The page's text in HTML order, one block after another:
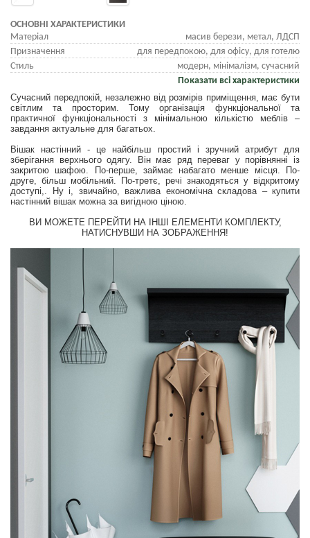
ОСНОВНІ ХАРАКТЕРИСТИКИ
Матеріал
масив берези, метал, ЛДСП
Призначення
для передпокою, для офісу, для готелю
Стиль
модерн, мінімалізм, сучасний
Показати всі характеристики
Сучасний передпокій, незалежно від розмірів приміщення, має бути
світлим та просторим. Тому організація функціональної та
практичної функціональності з мінімальною кількістю меблів –
завдання актуальне для багатьох.
Вішак настінний - це найбільш простий і зручний атрибут для
зберігання верхнього одягу. Він має ряд переваг у порівнянні із
закритою шафою. По-перше, займає набагато менше місця. По-
друге, більш мобільний. По-третє, речі знакодяться у відкритому
доступі,. Ну і, звичайно, важлива економічна складова – купити
настінний вішак можна за вигідною ціною.
ВИ МОЖЕТЕ ПЕРЕЙТИ НА ІНШІ ЕЛЕМЕНТИ КОМПЛЕКТУ,
НАТИСНУВШИ НА ЗОБРАЖЕННЯ!